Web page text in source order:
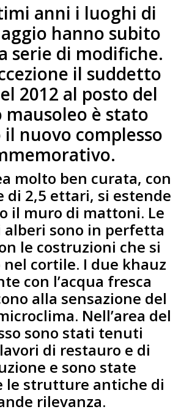
anni i luoghi di
hanno subito
serie di modifiche.
il suddetto
2012 al posto del
mausoleo è stato
nuovo complesso
molto ben curata, con
di 2,5 ettari, si estende
il muro di mattoni. Le
alberi sono in perfetta
le costruzioni che si
cortile. I due khauz
con l’acqua fresca
alla sensazione del
Nell’area del
sono stati tenuti
di restauro e di
e sono state
le strutture antiche di
rilevanza.